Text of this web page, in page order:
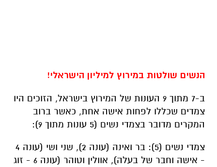
הנשים שולטות במירוץ למיליון הישראלי!
ב-7 מתוך 9 העונות של המירוץ בישראל, הזוכים היו
צמדים שכללו לפחות אישה אחת, כאשר ברוב
המקרים מדובר בצמדי נשים (5 עונות מתוך 9):
צמדי נשים (5): בר ואינה (עונה 2), שני ושי (עונה 4
- אישה וחבר של בעלה), אוולין וטוהר (עונה 6 - זוג